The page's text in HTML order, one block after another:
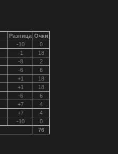
Разница Очки
-10
0
-1
18
-8
2
-6
6
+1
18
+1
18
-6
6
+7
4
+7
4
-10
0
76